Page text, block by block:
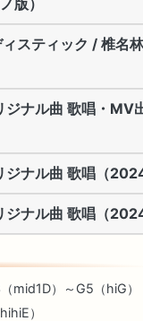
ィスティック / 椎名
ジナル曲 歌唱・
ジナル曲 歌唱（
ジナル曲 歌唱（
mid1D）～G5（hiG）
）